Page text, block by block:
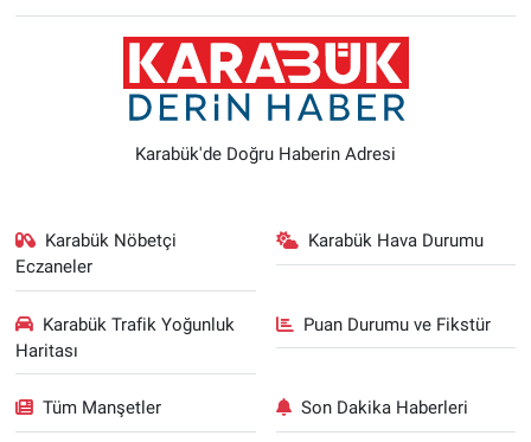
Karabük'de Doğru Haberin Adresi
Karabük Nöbetçi
Eczaneler
Karabük Hava Durumu
Karabük Trafik Yoğunluk
Haritası
Puan Durumu ve Fikstür
Tüm Manşetler Son Dakika Haberleri